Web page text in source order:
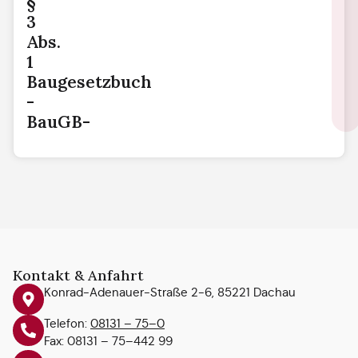
3
Abs.
1
Baugesetzbuch
-
BauGB-
Kontakt & Anfahrt
Konrad-Adenauer-Straße 2-6, 85221 Dachau
Telefon: 08131 – 75–0
Fax: 08131 – 75–442 99